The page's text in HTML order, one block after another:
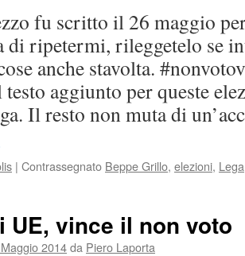
fu scritto il 26 maggio
di ripetermi, rileggetelo se
anche stavolta.
aggiunto per queste
Il resto non muta di
| Contrassegnato Beppe Grillo, elezioni, Lega
UE, vince il non voto
2014da Piero Laporta